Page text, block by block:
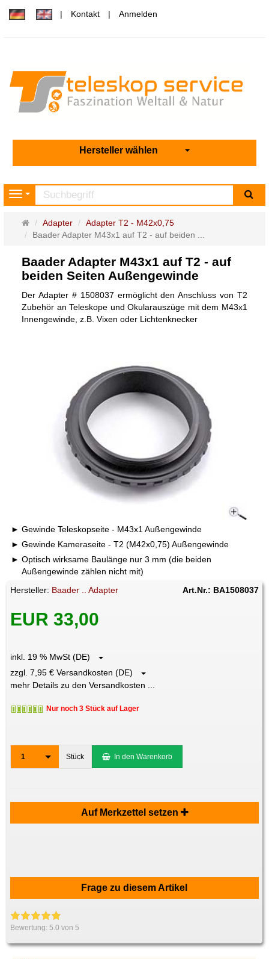
Kontakt Anmelden
Hersteller wählen
Navigation
Startseite
Adapter
Adapter T2 - M42x0,75
Baader Adapter M43x1 auf T2 - auf beiden ...
Baader Adapter M43x1 auf T2 - auf
beiden Seiten Außengewinde
Der Adapter # 1508037 ermöglicht den Anschluss von T2
Zubehör an Teleskope und Okularauszüge mit dem M43x1
Innengewinde, z.B. Vixen oder Lichtenknecker
Gewinde Teleskopseite - M43x1 Außengewinde
Gewinde Kameraseite - T2 (M42x0,75) Außengewinde
Optisch wirksame Baulänge nur 3 mm (die beiden
Außengewinde zählen nicht mit)
Hersteller: Baader .. Adapter Art.Nr.: BA1508037
EUR 33,00
inkl. 19 % MwSt (DE)
zzgl. 7,95 € Versandkosten (DE)
mehr Details zu den Versandkosten ...
Nur noch 3 Stück auf Lager
1 Stück In den Warenkorb
Auf Merkzettel setzen
Frage zu diesem Artikel
Bewertung:5.0 von 5